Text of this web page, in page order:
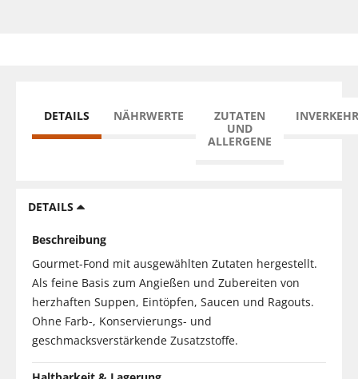
DETAILS NÄHRWERTE
ZUTATEN
UND
ALLERGENE
DETAILS
Beschreibung
Gourmet-Fond mit ausgewählten Zutaten hergestellt.
Als feine Basis zum Angießen und Zubereiten von
herzhaften Suppen, Eintöpfen, Saucen und Ragouts.
Ohne Farb-, Konservierungs- und
geschmacksverstärkende Zusatzstoffe.